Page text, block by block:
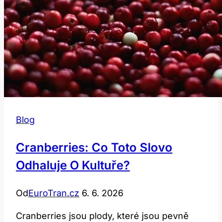
Blog
Cranberries: Co Toto Slovo
Odhaluje O Kultuře?
OdEuroTran.cz 6. 6. 2026
Cranberries jsou plody, které jsou pevně